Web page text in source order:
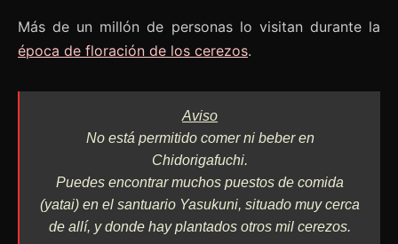
Más de un millón de personas lo visitan durante la
época de floración de los cerezos.
Aviso
No está permitido comer ni beber en
Chidorigafuchi.
Puedes encontrar muchos puestos de comida
(yatai) en el santuario Yasukuni, situado muy cerca
de allí, y donde hay plantados otros mil cerezos.